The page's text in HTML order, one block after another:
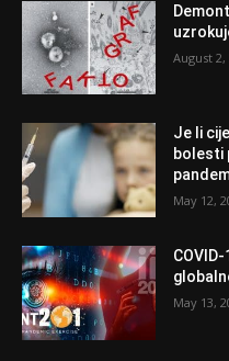
August 2,
Je li
bolesti
May 12,
May 13,